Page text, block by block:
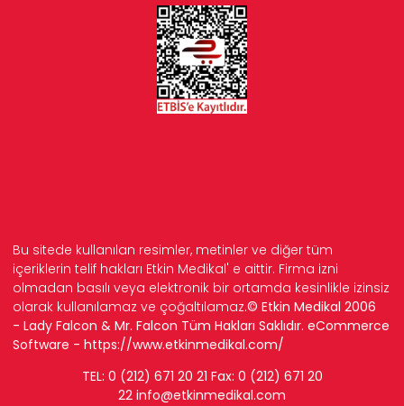
Bu sitede kullanılan resimler, metinler ve diğer tüm
içeriklerin telif hakları Etkin Medikal' e aittir. Firma izni
olmadan basılı veya elektronik bir ortamda kesinlikle izinsiz
olarak kullanılamaz ve çoğaltılamaz.© Etkin Medikal 2006
- Lady Falcon & Mr. Falcon Tüm Hakları Saklıdır. eCommerce
Software - https://www.etkinmedikal.com/
TEL: 0 (212) 671 20 21 Fax: 0 (212) 671 20
22 info@etkinmedikal.com